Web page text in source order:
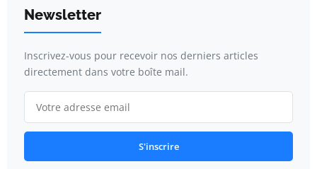
Newsletter
Inscrivez-vous pour recevoir nos derniers articles
directement dans votre boîte mail.
S'inscrire